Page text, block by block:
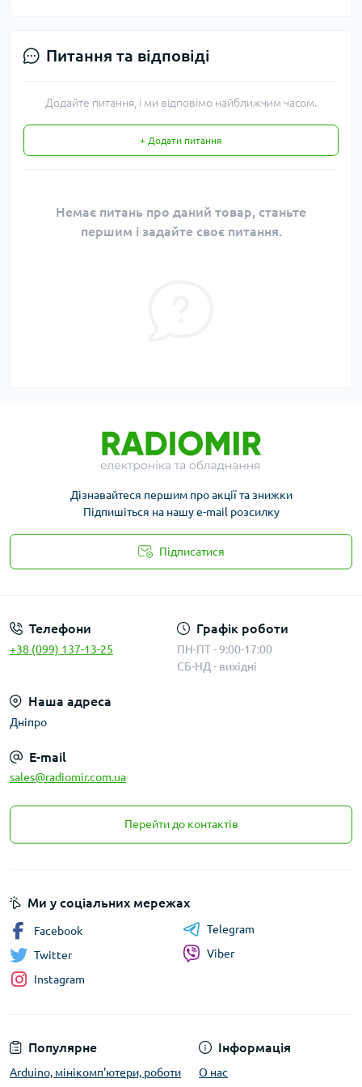
Питання та відповіді
Додайте питання, і ми відповімо найближчим часом.
+ Додати питання
Немає питань про даний товар, станьте
першим і задайте своє питання.
Дізнавайтеся першим про акції та знижки
Підпишіться на нашу e-mail розсилку
Підписатися
Телефони
+38 (099) 137-13-25
Графік роботи
ПН-ПТ - 9:00-17:00
СБ-НД - вихідні
Наша адреса
Дніпро
E-mail
sales@radiomir.com.ua
Перейти до контактів
Популярне
Arduino, мінікомп'ютери, роботи
Інформація
О нас
Ми у соціальних мережах
Facebook
Twitter
Instagram
Telegram
Viber